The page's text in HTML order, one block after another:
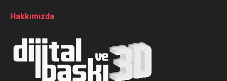
Hakkımızda